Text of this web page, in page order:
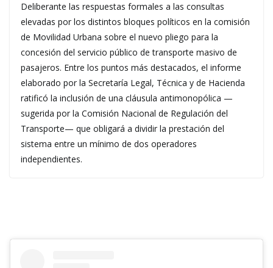
Deliberante las respuestas formales a las consultas
elevadas por los distintos bloques políticos en la comisión
de Movilidad Urbana sobre el nuevo pliego para la
concesión del servicio público de transporte masivo de
pasajeros. Entre los puntos más destacados, el informe
elaborado por la Secretaría Legal, Técnica y de Hacienda
ratificó la inclusión de una cláusula antimonopólica —
sugerida por la Comisión Nacional de Regulación del
Transporte— que obligará a dividir la prestación del
sistema entre un mínimo de dos operadores
independientes.